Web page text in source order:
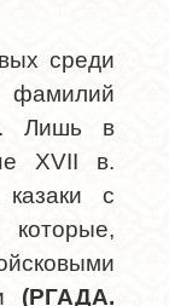
среди
Лишь в
XVII в.
с
(РГАДА.